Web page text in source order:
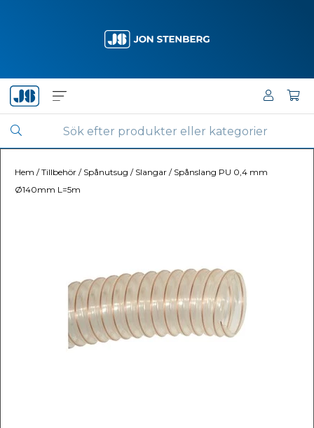
Hem /Tillbehör / Spånutsug / Slangar / Spånslang PU 0,4 mm
Ø140mm L=5m